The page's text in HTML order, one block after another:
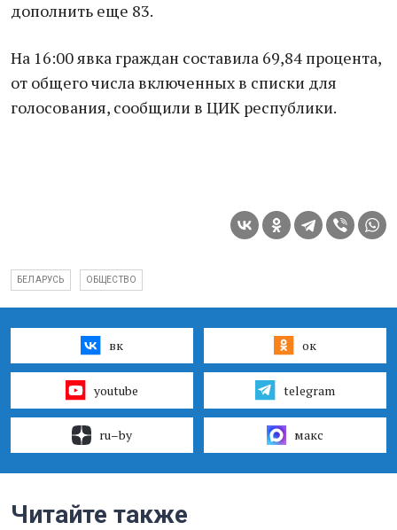
дополнить еще 83.
На 16:00 явка граждан составила 69,84 процента,
от общего числа включенных в списки для
голосования, сообщили в ЦИК республики.
БЕЛАРУСЬ ОБЩЕСТВО
вк ок
youtube telegram
ru–by макс
Читайте также